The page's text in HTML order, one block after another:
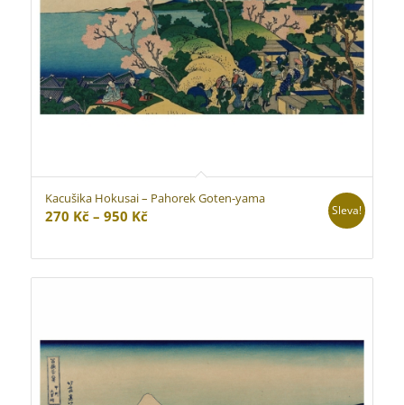
Kacušika Hokusai – Pahorek Goten-yama
270 Kč – 950 KčRozpětí
270 Kč
až
Sleva!